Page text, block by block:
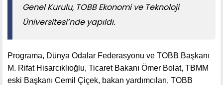
Genel Kurulu, TOBB Ekonomi ve Teknoloji
Üniversitesi’nde yapıldı.
Programa, Dünya Odalar Federasyonu ve TOBB Başkanı
M. Rifat Hisarcıklıoğlu, Ticaret Bakanı Ömer Bolat, TBMM
eski Başkanı Cemil Çiçek, bakan yardımcıları, TOBB